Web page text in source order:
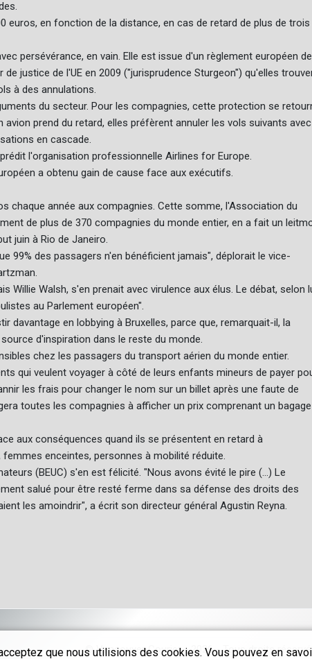
que nous utilisions des cookies. Vous pouvez en
euros, en fonction de la distance, en cas de retard de plus de trois
persévérance, en vain. Elle est issue d'un règlement européen de
de justice de l'UE en 2009 ("jurisprudence Sturgeon") qu'elles
à des annulations.
du secteur. Pour les compagnies, cette protection se
prend du retard, elles préfèrent annuler les vols suivants
en cascade.
l'organisation professionnelle Airlines for Europe.
a obtenu gain de cause face aux exécutifs.
chaque année aux compagnies. Cette somme, l'Association du
de plus de 370 compagnies du monde entier, en a fait un
juin à Rio de Janeiro.
99% des passagers n'en bénéficient jamais", déplorait le vice-
Willie Walsh, s'en prenait avec virulence aux élus. Le débat, selon
au Parlement européen".
davantage en lobbying à Bruxelles, parce que, remarquait-il, la
d'inspiration dans le reste du monde.
chez les passagers du transport aérien du monde entier.
qui veulent voyager à côté de leurs enfants mineurs de payer
les frais pour changer le nom sur un billet après une faute de
toutes les compagnies à afficher un prix comprenant un
aux conséquences quand ils se présentent en retard à
enceintes, personnes à mobilité réduite.
(BEUC) s'en est félicité. "Nous avons évité le pire (...) Le
salué pour être resté ferme dans sa défense des droits des
les amoindrir", a écrit son directeur général Agustin Reyna.
© Vancouver Courier - 2026 - Tous droits